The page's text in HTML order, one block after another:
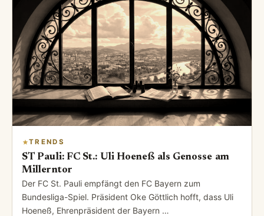
TRENDS
ST Pauli: FC St.: Uli Hoeneß als Genosse am
Millerntor
Der FC St. Pauli empfängt den FC Bayern zum
Bundesliga-Spiel. Präsident Oke Göttlich hofft, dass Uli
Hoeneß, Ehrenpräsident der Bayern …